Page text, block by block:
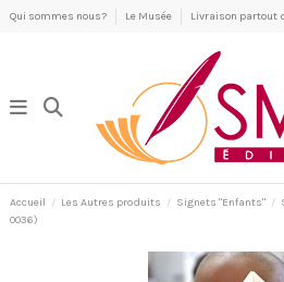
Qui sommes nous? Le Musée Livraison partout
Accueil Les Autres produits Signets "Enfants"
0036)